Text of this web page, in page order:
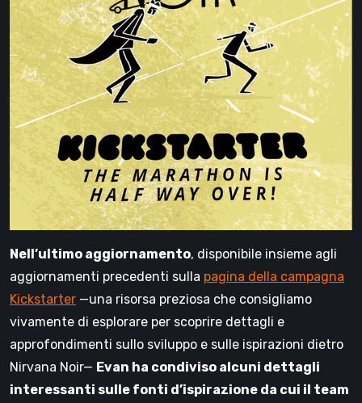
Nell’ultimo aggiornamento, disponibile insieme agli
aggiornamenti precedenti sulla pagina della campagna
Kickstarter —una risorsa preziosa che consigliamo
vivamente di esplorare per scoprire dettagli e
approfondimenti sullo sviluppo e sulle ispirazioni dietro
Nirvana Noir— Evan ha condiviso alcuni dettagli
interessanti sulle fonti d’ispirazione da cui il team